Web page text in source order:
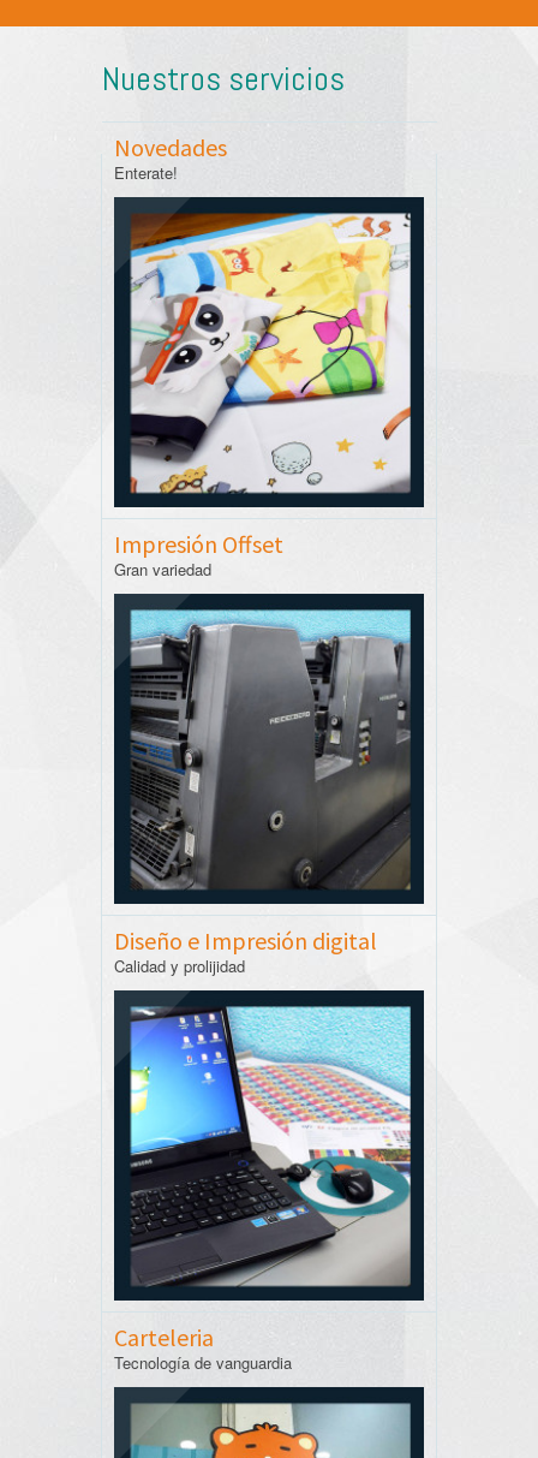
Nuestros servicios
Novedades
Enterate!
Impresión Offset
Gran variedad
Diseño e Impresión digital
Calidad y prolijidad
Carteleria
Tecnología de vanguardia